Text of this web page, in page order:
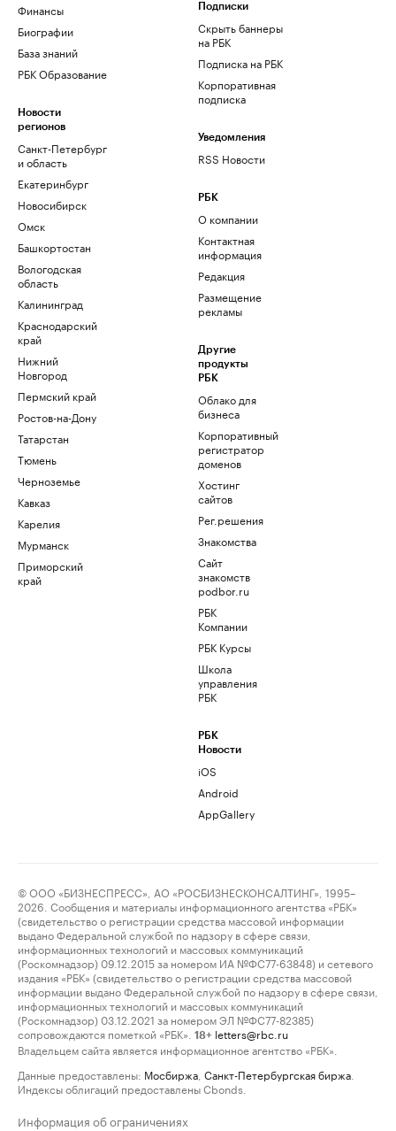
Финансы
Биографии
База знаний
РБК Образование
Новости
регионов
Санкт-Петербург
и область
Екатеринбург
Новосибирск
Омск
Башкортостан
Вологодская
область
Калининград
Краснодарский
край
Нижний
Новгород
Пермский край
Ростов-на-Дону
Татарстан
Тюмень
Черноземье
Кавказ
Карелия
Мурманск
Приморский
край
Подписки
Скрыть баннеры
на РБК
Подписка на РБК
Корпоративная
подписка
Уведомления
RSS Новости
РБК
О компании
Контактная
информация
Редакция
Размещение
рекламы
Другие
продукты
РБК
Облако для
бизнеса
Корпоративный
регистратор
доменов
Хостинг
сайтов
Рег.решения
Знакомства
Сайт
знакомств
podbor.ru
РБК
Компании
РБК Курсы
Школа
управления
РБК
РБК
Новости
iOS
Android
AppGallery
© ООО «БИЗНЕСПРЕСС», АО «РОСБИЗНЕСКОНСАЛТИНГ», 1995–
2026. Сообщения и материалы информационного агентства «РБК»
(свидетельство о регистрации средства массовой информации
выдано Федеральной службой по надзору в сфере связи,
информационных технологий и массовых коммуникаций
(Роскомнадзор) 09.12.2015 за номером ИА №ФС77-63848) и сетевого
издания «РБК» (свидетельство о регистрации средства массовой
информации выдано Федеральной службой по надзору в сфере связи,
информационных технологий и массовых коммуникаций
(Роскомнадзор) 03.12.2021 за номером ЭЛ №ФС77-82385)
сопровождаются пометкой «РБК».
18+ letters@rbc.ru
Владельцем сайта является информационное агентство «РБК».
Данные предоставлены: Мосбиржа Санкт-Петербургская биржа
Индексы облигаций предоставлены Cbonds.
Информация об ограничениях